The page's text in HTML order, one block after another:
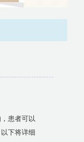
患者可以
下将详细